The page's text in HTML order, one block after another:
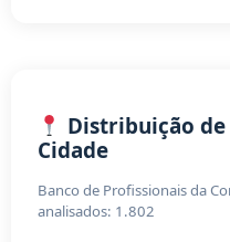
Distribuição de
Cidade
Banco de Profissionais da
analisados: 1.802